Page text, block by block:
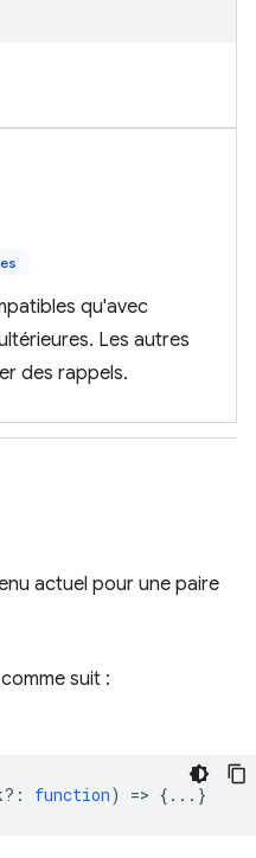
qu'avec
Les autres
des rappels.
actuel pour une paire
suit :
: function) => {...}